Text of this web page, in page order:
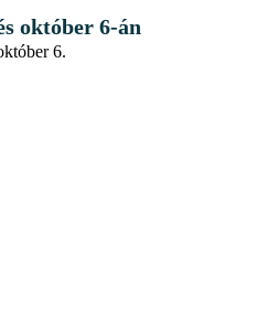
október 6-án
6.